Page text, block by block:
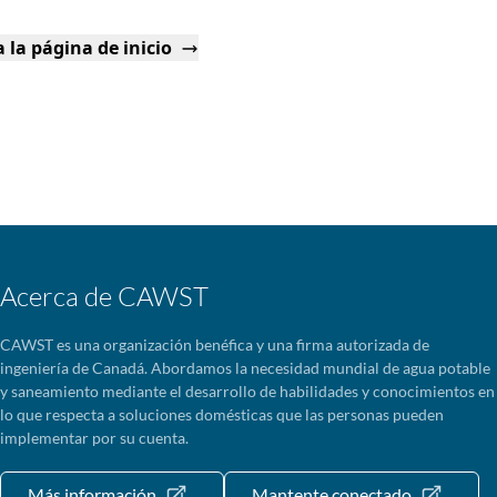
la página de inicio
Acerca de CAWST
CAWST es una organización benéfica y una firma autorizada de
ingeniería de Canadá. Abordamos la necesidad mundial de agua potable
y saneamiento mediante el desarrollo de habilidades y conocimientos en
lo que respecta a soluciones domésticas que las personas pueden
implementar por su cuenta.